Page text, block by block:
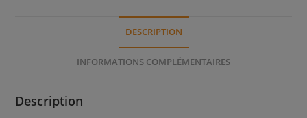
DESCRIPTION
INFORMATIONS COMPLÉMENTAIRES
Description